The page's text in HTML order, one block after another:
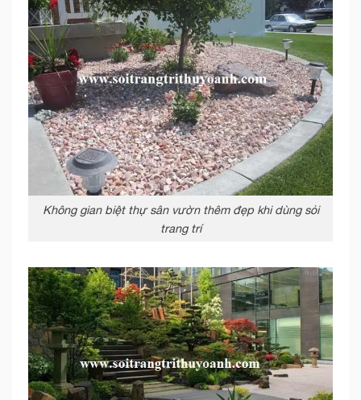
Không gian biệt thự sân vườn thêm đẹp khi dùng sỏi
trang trí